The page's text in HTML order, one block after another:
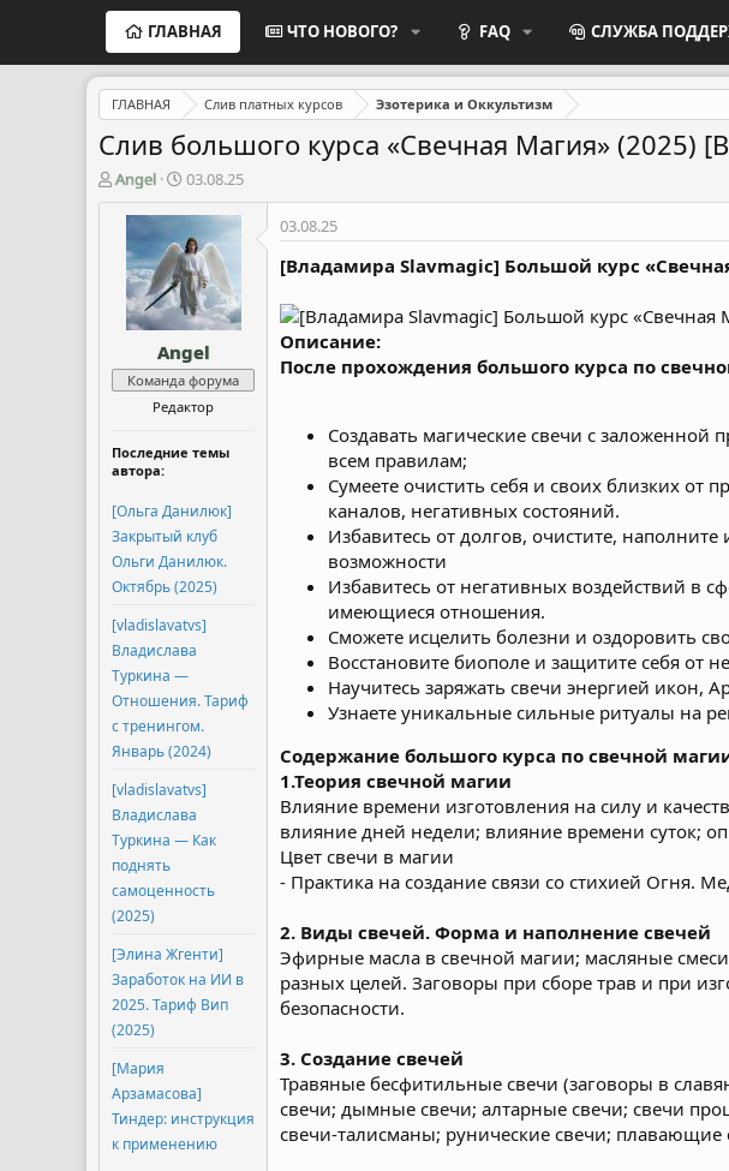
ГЛАВНАЯ ЧТО НОВОГО? FAQ СЛУЖБА
ГЛАВНАЯ Слив платных курсов Эзотерика и Оккультизм
Слив большого курса «Свечная Магия» (2025)
А
в
Angel
Д
а
т
а
н
а
ч
а
л
а
03.08.25
Angel
Команда форума
Редактор
Последние темы
автора:
[Ольга Данилюк]
Закрытый клуб
Ольги Данилюк.
Октябрь (2025)
[vladislavatvs]
Владислава
Туркина ―
Отношения. Тариф
с тренингом.
Январь (2024)
[vladislavatvs]
Владислава
Туркина ― Как
поднять
самоценность
(2025)
[Элина Жгенти]
Заработок на ИИ в
2025. Тариф Вип
(2025)
[Мария
Арзамасова]
Тиндер: инструкция
к применению
03.08.25
[Владамира Slavmagic] Большой курс
Описание:
После прохождения большого курса по
Создавать магические свечи с
всем правилам;
Сумеете очистить себя и своих близких от
каналов, негативных состояний.
Избавитесь от долгов, очистите,
возможности
Избавитесь от негативных воздействий в
имеющиеся отношения.
Сможете исцелить болезни и оздоровить
Восстановите биополе и защитите себя от
Научитесь заряжать свечи энергией икон,
Узнаете уникальные сильные ритуалы на
Содержание большого курса по свечной
1.Теория свечной магии
Влияние времени изготовления на силу и
влияние дней недели; влияние времени суток;
Цвет свечи в магии
- Практика на создание связи со стихией Огня.
2. Виды свечей. Форма и наполнение свечей
Эфирные масла в свечной магии; масляные
разных целей. Заговоры при сборе трав и при
безопасности.
3. Создание свечей
Травяные бесфитильные свечи (заговоры в
свечи; дымные свечи; алтарные свечи; свечи
свечи-талисманы; рунические свечи;